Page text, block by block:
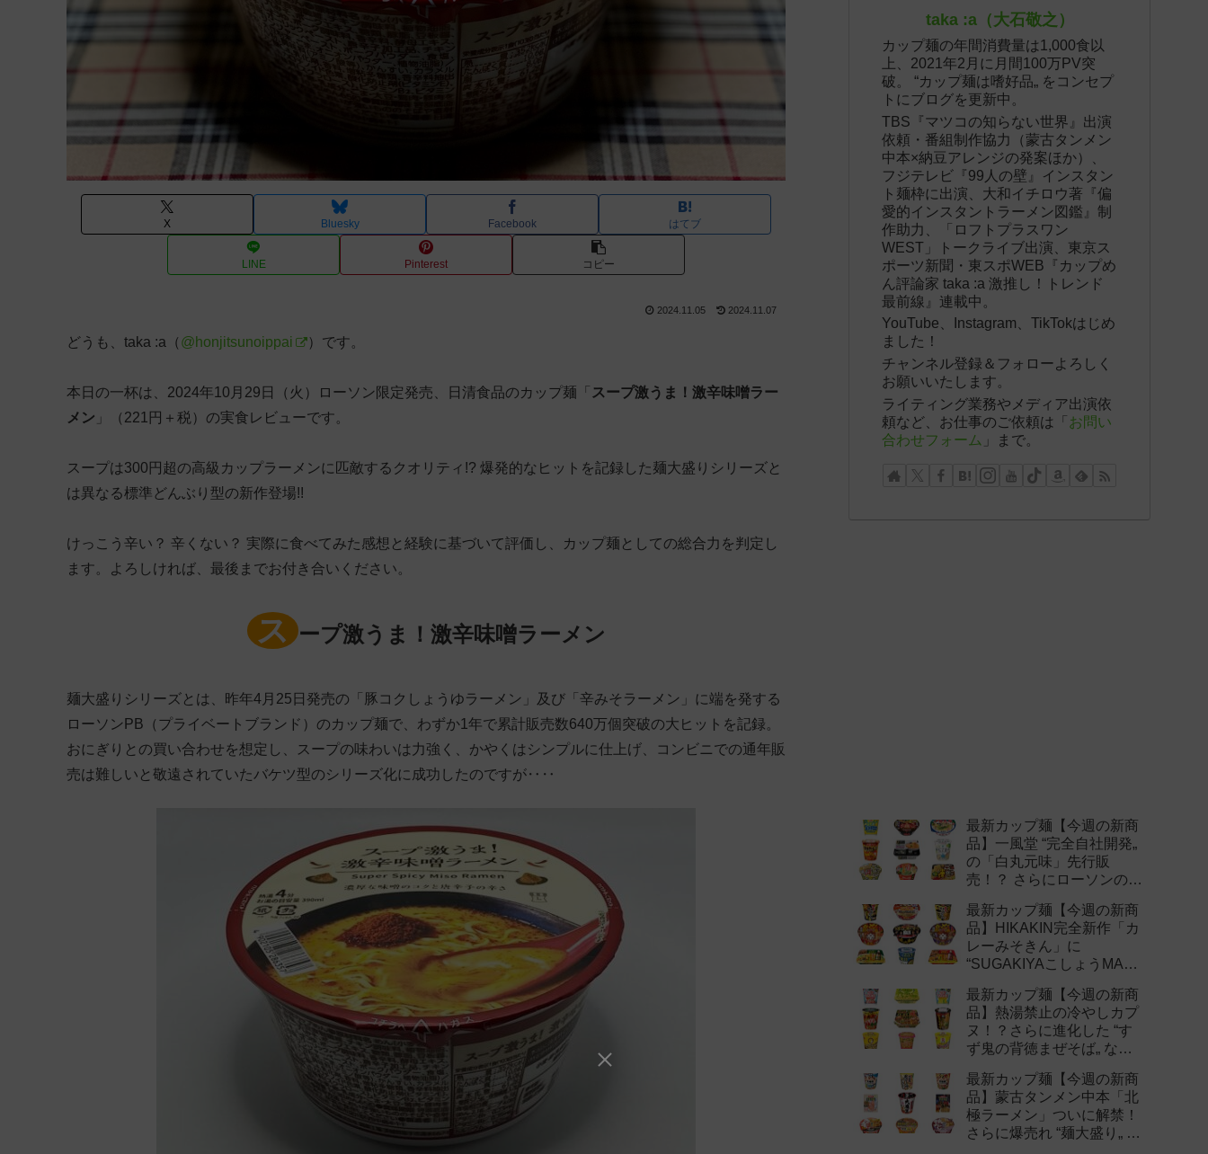
X Bluesky Facebook はてブ
LINE Pinterest コピー
2024.11.05 2024.11.07
どうも、taka :a（ @honjitsunoippai ）です。
本日の一杯は、2024年10月29日（火）ローソン限定発売、日清食品のカップ麺「 スープ激うま！激辛味噌ラー
メン 」（221円＋税）の実食レビューです。
スープは300円超の高級カップラーメンに匹敵するクオリティ!? 爆発的なヒットを記録した麺大盛りシリーズと
は異なる標準どんぶり型の新作登場!!
けっこう辛い？ 辛くない？ 実際に食べてみた感想と経験に基づいて評価し、カップ麺としての総合力を判定し
ます。よろしければ、最後までお付き合いください。
ス ープ激うま！激辛味噌ラーメン
麺大盛りシリーズとは、昨年4月25日発売の「豚コクしょうゆラーメン」及び「辛みそラーメン」に端を発する
ローソンPB（プライベートブランド）のカップ麺で、わずか1年で累計販売数640万個突破の大ヒットを記録。
おにぎりとの買い合わせを想定し、スープの味わいは力強く、かやくはシンプルに仕上げ、コンビニでの通年販
売は難しいと敬遠されていたバケツ型のシリーズ化に成功したのですが‥‥
taka :a（大石敬之）
カップ麺の年間消費量は1,000食以
上、2021年2月に月間100万PV突
破。 “カップ麺は嗜好品„ をコンセプ
トにブログを更新中。
TBS『マツコの知らない世界』出演
依頼・番組制作協力（蒙古タンメン
中本×納豆アレンジの発案ほか）、
フジテレビ『99人の壁』インスタン
ト麺枠に出演、大和イチロウ著『偏
愛的インスタントラーメン図鑑』制
作助力、「ロフトプラスワン
WEST」トークライブ出演、東京ス
ポーツ新聞・東スポWEB『カップめ
ん評論家 taka :a 激推し！トレンド
最前線』連載中。
YouTube、Instagram、TikTokはじめ
ました！
チャンネル登録＆フォローよろしく
お願いいたします。
ライティング業務やメディア出演依
頼など、お仕事のご依頼は「 お問い
合わせフォーム 」まで。
最新カップ麺【今週の新商
品】一風堂 “完全自社開発„
の「白丸元味」先行販
売！？ さらにローソンの激
新作まとめ！
最新カップ麺【今週の新商
品】HIKAKIN完全新作「カ
レーみそきん」に
“SUGAKIYAこしょうMAX„
最新カップ麺【今週の新商
品】熱湯禁止の冷やしカプ
ヌ！？さらに進化した “す
ず鬼の背徳まぜそば„ など
最新カップ麺【今週の新商
品】蒙古タンメン中本「北
極ラーメン」ついに解禁！
さらに爆売れ “麺大盛り„ シ